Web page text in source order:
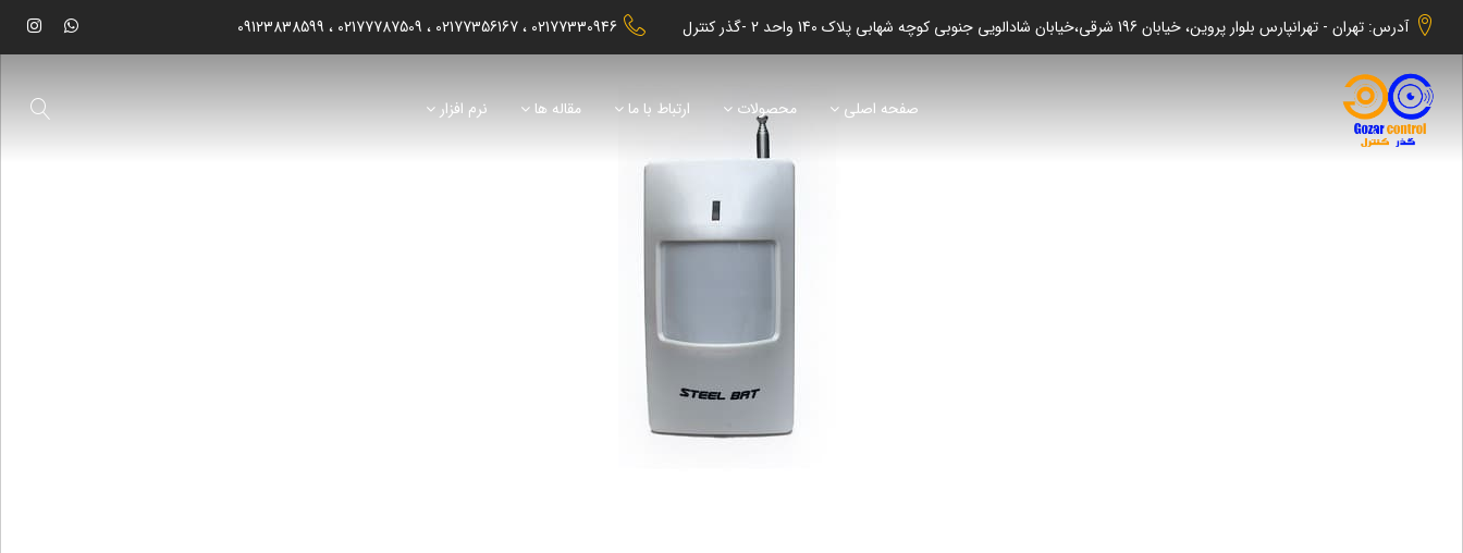
آدرس: تهران - تهرانپارس بلوار پروین، خیابان 196 شرقی،خیابان شادالویی جنوبی کوچه شهابی پلاک 140 واحد 2 -گذر کنترل 02177330946
02177356167
02177787509
09123838599
صفحه اصلی محصولات ارتباط با ما مقاله ها نرم افزار